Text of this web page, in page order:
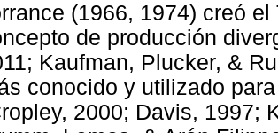
(1966, 1974) creó
de producción
Kaufman, Plucker, &
conocido y utilizado
2000; Davis, 1997;